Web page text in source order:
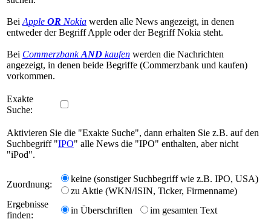
Bei Apple OR Nokia werden alle News angezeigt, in denen
entweder der Begriff Apple oder der Begriff Nokia steht.
Bei CommerzbankAND kaufen werden die Nachrichten
angezeigt, in denen beide Begriffe (Commerzbank und kaufen)
vorkommen.
Exakte
Suche:
Aktivieren Sie die "Exakte Suche", dann erhalten Sie z.B. auf den
Suchbegriff "IPO" alle News die "IPO" enthalten, aber nicht
"iPod".
Zuordnung:
keine (sonstiger Suchbegriff wie z.B. IPO, USA)
zu Aktie (WKN/ISIN, Ticker, Firmenname)
Ergebnisse
finden:
in Überschriften
im gesamten Text